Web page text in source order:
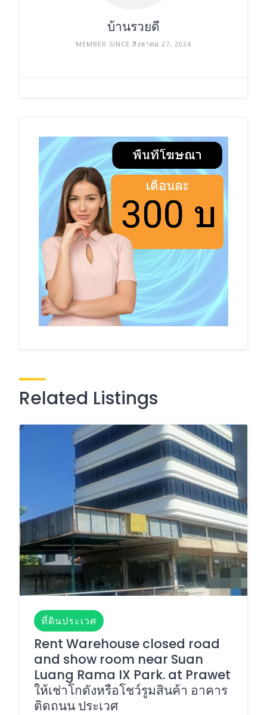
บ้านรวยดี
MEMBER SINCE สิงหาคม 27, 2024
Related Listings
ที่ดินประเวศ
Rent Warehouse closed road
and show room near Suan
Luang Rama IX Park. at Prawet
ให้เช่าโกดังหรือโชว์รูมสินค้า อาคาร
ติดถนน ประเวศ